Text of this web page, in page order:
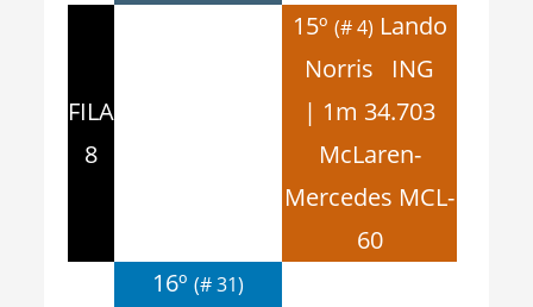
FILA
8
15º (# 4) Lando
Norris ING
| 1m 34.703
McLaren-
Mercedes MCL-
60
16º(# 31)